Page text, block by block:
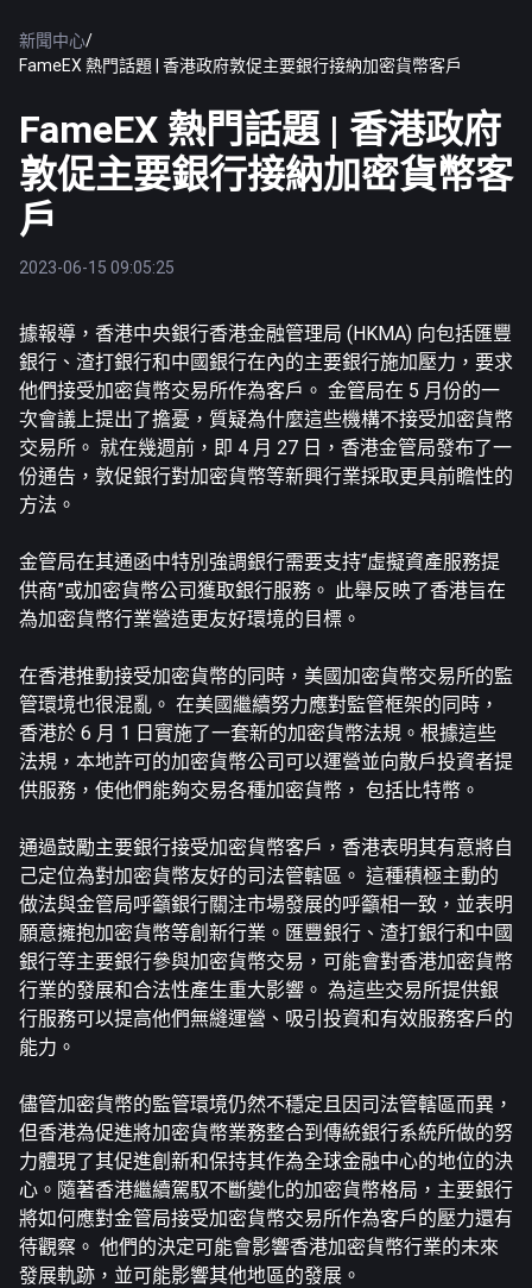
新聞中心/
FameEX 熱門話題 | 香港政府敦促主要銀行接納加密貨幣客戶
FameEX 熱門話題 | 香港政府
敦促主要銀行接納加密貨幣客
戶
2023-06-15 09:05:25
據報導，香港中央銀行香港金融管理局 (HKMA) 向包括匯豐
銀行、渣打銀行和中國銀行在內的主要銀行施加壓力，要求
他們接受加密貨幣交易所作為客戶。 金管局在 5 月份的一
次會議上提出了擔憂，質疑為什麼這些機構不接受加密貨幣
交易所。 就在幾週前，即 4 月 27 日，香港金管局發布了一
份通告，敦促銀行對加密貨幣等新興行業採取更具前瞻性的
方法。
金管局在其通函中特別強調銀行需要支持“虛擬資產服務提
供商”或加密貨幣公司獲取銀行服務。 此舉反映了香港旨在
為加密貨幣行業營造更友好環境的目標。
在香港推動接受加密貨幣的同時，美國加密貨幣交易所的監
管環境也很混亂。 在美國繼續努力應對監管框架的同時，
香港於 6 月 1 日實施了一套新的加密貨幣法規。根據這些
法規，本地許可的加密貨幣公司可以運營並向散戶投資者提
供服務，使他們能夠交易各種加密貨幣， 包括比特幣 。
通過鼓勵主要銀行接受加密貨幣客戶，香港表明其有意將自
己定位為對加密貨幣友好的司法管轄區。 這種積極主動的
做法與金管局呼籲銀行關注市場發展的呼籲相一致，並表明
願意擁抱加密貨幣等創新行業。匯豐銀行、渣打銀行和中國
銀行等主要銀行參與加密貨幣交易，可能會對香港加密貨幣
行業的發展和合法性產生重大影響。 為這些交易所提供銀
行服務可以提高他們無縫運營、吸引投資和有效服務客戶的
能力。
儘管加密貨幣的監管環境仍然不穩定且因司法管轄區而異，
但香港為促進將加密貨幣業務整合到傳統銀行系統所做的努
力體現了其促進創新和保持其作為全球金融中心的地位的決
心。隨著香港繼續駕馭不斷變化的加密貨幣格局，主要銀行
將如何應對金管局接受加密貨幣交易所作為客戶的壓力還有
待觀察。 他們的決定可能會影響香港加密貨幣行業的未來
發展軌跡，並可能影響其他地區的發展。